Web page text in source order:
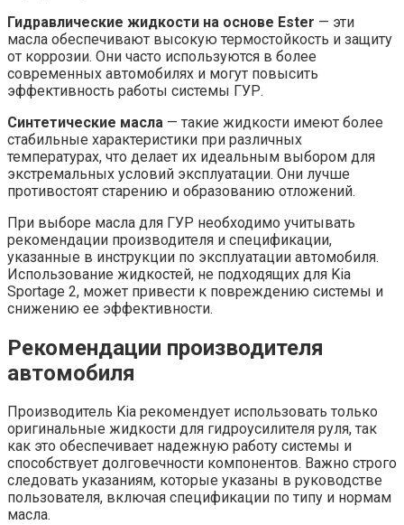
Гидравлические жидкости на основе Ester — эти
масла обеспечивают высокую термостойкость и защиту
от коррозии. Они часто используются в более
современных автомобилях и могут повысить
эффективность работы системы ГУР.
Синтетические масла — такие жидкости имеют более
стабильные характеристики при различных
температурах, что делает их идеальным выбором для
экстремальных условий эксплуатации. Они лучше
противостоят старению и образованию отложений.
При выборе масла для ГУР необходимо учитывать
рекомендации производителя и спецификации,
указанные в инструкции по эксплуатации автомобиля.
Использование жидкостей, не подходящих для Kia
Sportage 2, может привести к повреждению системы и
снижению ее эффективности.
Рекомендации производителя
автомобиля
Производитель Kia рекомендует использовать только
оригинальные жидкости для гидроусилителя руля, так
как это обеспечивает надежную работу системы и
способствует долговечности компонентов. Важно строго
следовать указаниям, которые указаны в руководстве
пользователя, включая спецификации по типу и нормам
масла.